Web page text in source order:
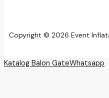
Copyright © 2026 Event
Katalog Balon GateWhatsapp